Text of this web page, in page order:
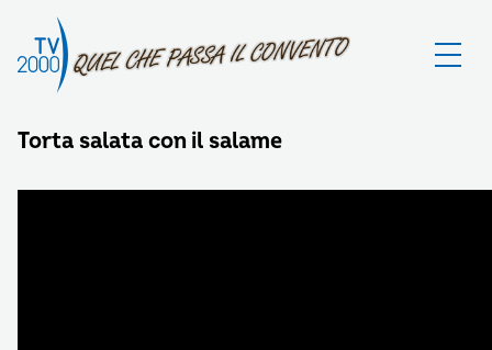
Torta salata con il salame